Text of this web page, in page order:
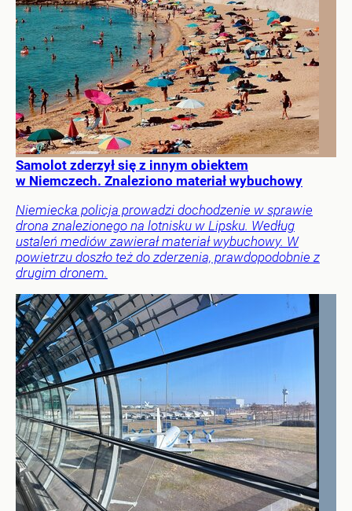
Samolot zderzył się z innym obiektem
w Niemczech. Znaleziono materiał wybuchowy
Niemiecka policja prowadzi dochodzenie w sprawie
drona znalezionego na lotnisku w Lipsku. Według
ustaleń mediów zawierał materiał wybuchowy. W
powietrzu doszło też do zderzenia, prawdopodobnie z
drugim dronem.